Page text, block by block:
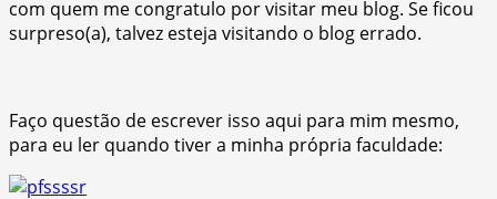
com quem me congratulo por visitar meu blog. Se ficou
surpreso(a), talvez esteja visitando o blog errado.
Faço questão de escrever isso aqui para mim mesmo,
para eu ler quando tiver a minha própria faculdade: